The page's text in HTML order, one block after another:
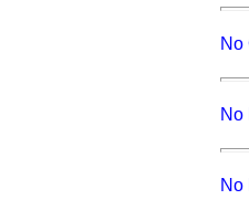
No
No
No